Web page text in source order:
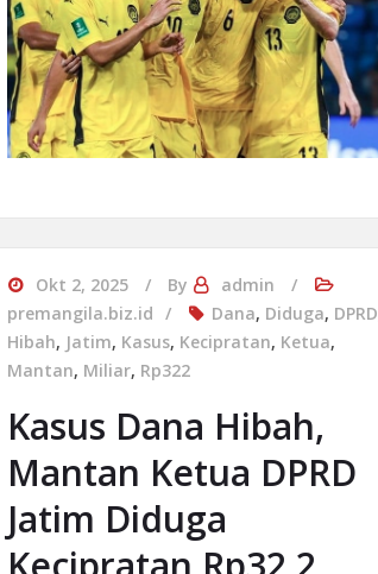
Okt 2, 2025 By
admin
premangila.biz.id
Dana, Diduga, DPRD
Hibah, Jatim, Kasus, Kecipratan, Ketua,
Mantan, Miliar, Rp322
Kasus Dana Hibah,
Mantan Ketua DPRD
Jatim Diduga